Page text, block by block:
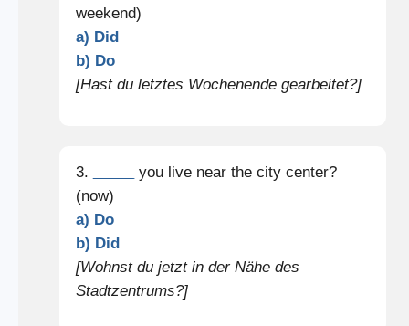
weekend)
a) Did
b) Do
[Hast du letztes Wochenende gearbeitet?]
3.
you live near the city center?
(now)
a) Do
b) Did
[Wohnst du jetzt in der Nähe des
Stadtzentrums?]